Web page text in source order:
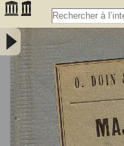
L'Astronomie,
Marcel Moye,... - Moye,